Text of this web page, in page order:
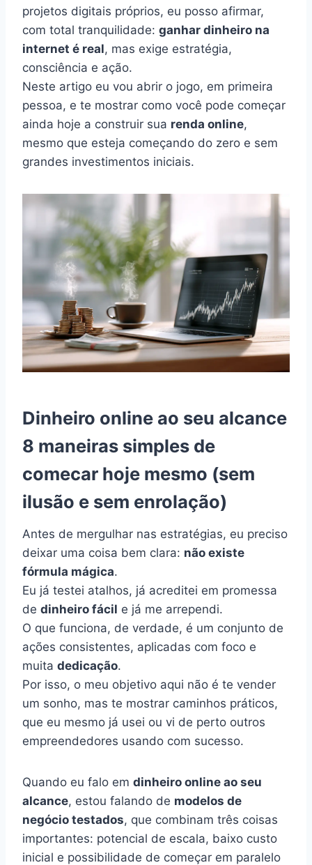
projetos digitais próprios, eu posso afirmar,
com total tranquilidade: ganhar dinheiro na
internet é real, mas exige estratégia,
consciência e ação.
Neste artigo eu vou abrir o jogo, em primeira
pessoa, e te mostrar como você pode começar
ainda hoje a construir sua renda online,
mesmo que esteja começando do zero e sem
grandes investimentos iniciais.
Dinheiro online ao seu alcance
8 maneiras simples de
comecar hoje mesmo (sem
ilusão e sem enrolação)
Antes de mergulhar nas estratégias, eu preciso
deixar uma coisa bem clara: não existe
fórmula mágica.
Eu já testei atalhos, já acreditei em promessa
de dinheiro fácil e já me arrependi.
O que funciona, de verdade, é um conjunto de
ações consistentes, aplicadas com foco e
muita dedicação.
Por isso, o meu objetivo aqui não é te vender
um sonho, mas te mostrar caminhos práticos,
que eu mesmo já usei ou vi de perto outros
empreendedores usando com sucesso.
Quando eu falo em dinheiro online ao seu
alcance, estou falando de modelos de
negócio testados, que combinam três coisas
importantes: potencial de escala, baixo custo
inicial e possibilidade de começar em paralelo